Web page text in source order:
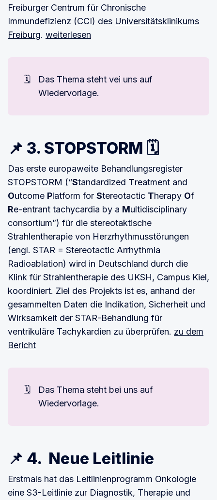
Freiburger Centrum für Chronische
Immundefizienz (CCI) des Universitätsklinikums
Freiburg. weiterlesen
🗓️
Das Thema steht vei uns auf
Wiedervorlage.
📌 3. STOPSTORM 🗓
Das erste europaweite Behandlungsregister
STOPSTORM (“Standardized Treatment and
Outcome Platform for Stereotactic Therapy Of
Re-entrant tachycardia by a Multidisciplinary
consortium”) für die stereotaktische
Strahlentherapie von Herzrhythmusstörungen
(engl. STAR = Stereotactic Arrhythmia
Radioablation) wird in Deutschland durch die
Klink für Strahlentherapie des UKSH, Campus Kiel,
koordiniert. Ziel des Projekts ist es, anhand der
gesammelten Daten die Indikation, Sicherheit und
Wirksamkeit der STAR-Behandlung für
ventrikuläre Tachykardien zu überprüfen. zu dem
Bericht
🗓️
Das Thema steht bei uns auf
Wiedervorlage.
📌 4. Neue Leitlinie
Erstmals hat das Leitlinienprogramm Onkologie
eine S3-Leitlinie zur Diagnostik, Therapie und